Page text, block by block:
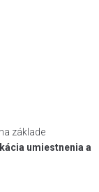
základe
umiestnenia a